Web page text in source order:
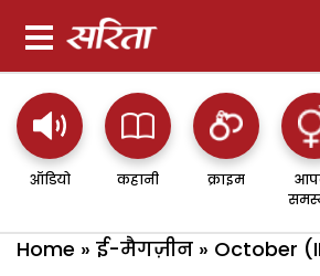
ऑडियो कहानी क्राइम
Home » ई-मैगज़ीन » October